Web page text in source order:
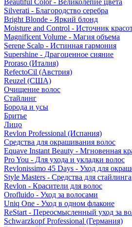
Beautiful Color - Великолепие цвета
Silverati - Благородство серебра
Bright Blonde - Яркий блонд
Moisture and Control - Источник
Magnificent Volume - Магия объема
Serene Scalp - Истинная гармония
Supershine - Драгоценное сияние
Proraso (Италия)
RefectoCil (Австрия)
Reuzel (США)
Очищение волос
Стайлинг
Борода и усы
Бритье
Лицо
Revlon Professional (Испания)
Средства для окрашивания волос
Equave Instant Beauty - Мгновенная
Pro You - Для ухода и укладки волос
Revlonissimo 45 Days - Уход для
Style Masters - Средства для стайлинга
Revlon - Красители для волос
Orofluido - Уход за волосами
Uniq One - Уход в одном флаконе
ReStart - Переосмысленный уход за
Schwarzkopf Professional (Германия)